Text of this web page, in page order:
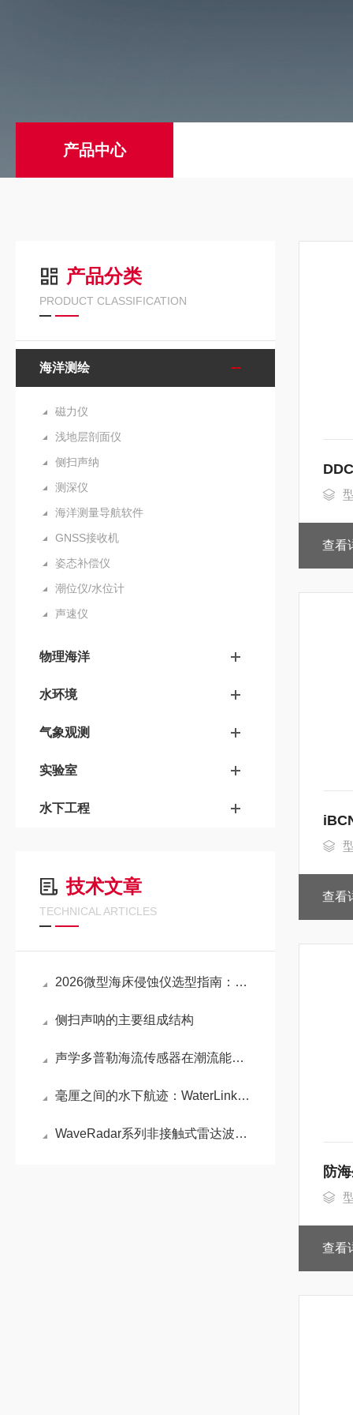
产品中心
产品分类
PRODUCT CLASSIFICATION
海洋测绘
磁力仪
浅地层剖面仪
侧扫声纳
测深仪
海洋测量导航软件
GNSS接收机
姿态补偿仪
潮位仪/水位计
声速仪
物理海洋
水环境
气象观测
实验室
水下工程
技术文章
TECHNICAL ARTICLES
2026微型海床侵蚀仪选型指南：国产替代加速下的性价比代理渠道全解析！
侧扫声呐的主要组成结构
声学多普勒海流传感器在潮流能开发中的作用体现
毫厘之间的水下航迹：WaterLinked A125 DVL 多普勒测速仪深度解析
WaveRadar系列非接触式雷达波浪潮位传感器:高可靠波浪与潮位监测方案
查看
查看
防
查看